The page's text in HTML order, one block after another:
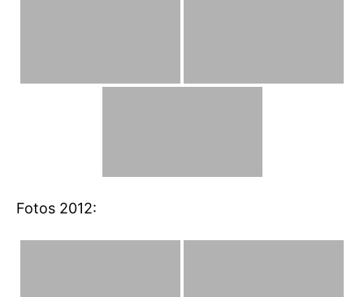
Fotos 2012: